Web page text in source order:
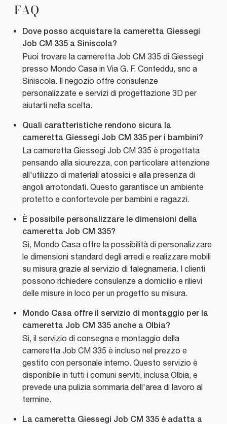
FAQ
Dove posso acquistare la cameretta Giessegi
Job CM 335 a Siniscola?
Puoi trovare la cameretta Job CM 335 di Giessegi
presso Mondo Casa in Via G. F. Conteddu, snc a
Siniscola. Il negozio offre consulenze
personalizzate e servizi di progettazione 3D per
aiutarti nella scelta.
Quali caratteristiche rendono sicura la
cameretta Giessegi Job CM 335 per i bambini?
La cameretta Giessegi Job CM 335 è progettata
pensando alla sicurezza, con particolare attenzione
all'utilizzo di materiali atossici e alla presenza di
angoli arrotondati. Questo garantisce un ambiente
protetto e confortevole per bambini e ragazzi.
È possibile personalizzare le dimensioni della
cameretta Job CM 335?
Sì, Mondo Casa offre la possibilità di personalizzare
le dimensioni standard degli arredi e realizzare mobili
su misura grazie al servizio di falegnameria. I clienti
possono richiedere consulenze a domicilio e rilievi
delle misure in loco per un progetto su misura.
Mondo Casa offre il servizio di montaggio per la
cameretta Job CM 335 anche a Olbia?
Sì, il servizio di consegna e montaggio della
cameretta Job CM 335 è incluso nel prezzo e
gestito con personale interno. Questo servizio è
disponibile in tutti i comuni serviti, inclusa Olbia, e
prevede una pulizia sommaria dell'area di lavoro al
termine.
La cameretta Giessegi Job CM 335 è adatta a